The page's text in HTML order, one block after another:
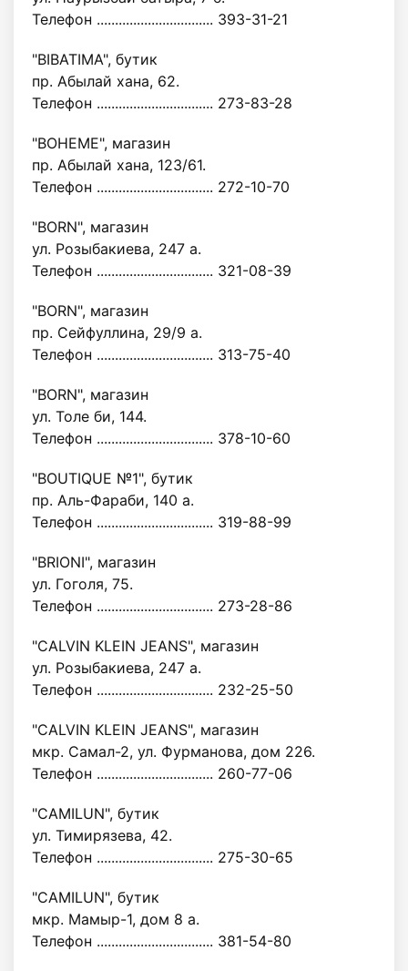
Телефон ................................ 393-31-21
"BIBATIMA", бутик
пр. Абылай хана, 62.
Телефон ................................ 273-83-28
"BOHEME", магазин
пр. Абылай хана, 123/61.
Телефон ................................ 272-10-70
"BORN", магазин
ул. Розыбакиева, 247 а.
Телефон ................................ 321-08-39
"BORN", магазин
пр. Сейфуллина, 29/9 а.
Телефон ................................ 313-75-40
"BORN", магазин
ул. Толе би, 144.
Телефон ................................ 378-10-60
"BOUTIQUE №1", бутик
пр. Аль-Фараби, 140 а.
Телефон ................................ 319-88-99
"BRIONI", магазин
ул. Гоголя, 75.
Телефон ................................ 273-28-86
"CALVIN KLEIN JEANS", магазин
ул. Розыбакиева, 247 а.
Телефон ................................ 232-25-50
"CALVIN KLEIN JEANS", магазин
мкр. Самал-2, ул. Фурманова, дом 226.
Телефон ................................ 260-77-06
"CAMILUN", бутик
ул. Тимирязева, 42.
Телефон ................................ 275-30-65
"CAMILUN", бутик
мкр. Мамыр-1, дом 8 а.
Телефон ................................ 381-54-80